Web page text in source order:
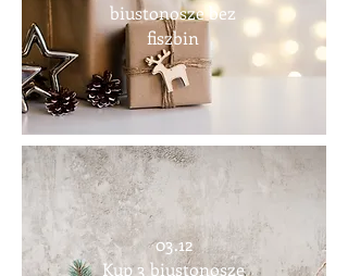
biustonosze bez
fiszbin
03.12
Kup 3 biustonosze